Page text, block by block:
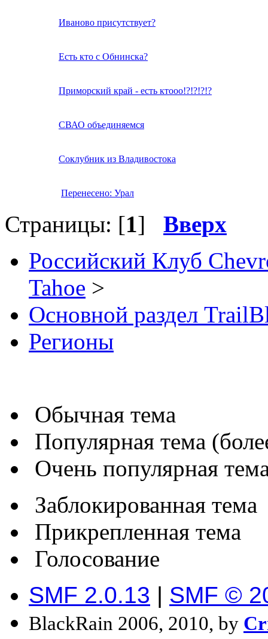
Иваново присутствует?
Есть кто с Обнинска?
Приморский край - есть ктооо!?!?!?!?
СВАО объединяемся
Соклубник из Владивостока
Перенесено: Урал
Страницы: [1] Вверх
Российский Клуб
Tahoe >
Основной раздел
Регионы
Обычная тема
Популярная тема
Очень популярная
Заблокированная тема
Прикрепленная тема
Голосование
SMF 2.0.13 | SMF ©
BlackRain 2006, 2010, by